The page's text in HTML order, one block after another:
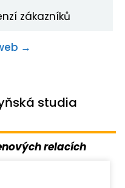
zákazníků
→
studia
relacích